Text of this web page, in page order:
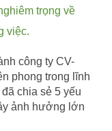
trọng về
việc.
công ty CV-
phong trong lĩnh
chia sẻ 5 yếu
ảnh hưởng lớn